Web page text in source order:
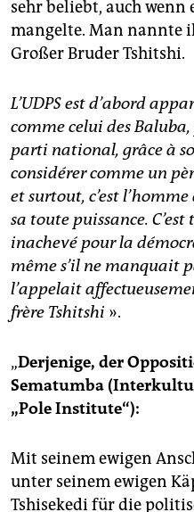
sehr beliebt, auch
mangelte. Man nannte
Großer Bruder Tshitshi.
L’UDPS est d’abord
comme celui des
parti national, grâce à
considérer comme un
et surtout, c’est
sa toute puissance.
inachevé pour la
même s’il ne manquait
l’appelait
frère Tshitshi ».
„Derjenige, der
Sematumba
„Pole Institute“):
Mit seinem ewigen
unter seinem ewigen
Tshisekedi für die